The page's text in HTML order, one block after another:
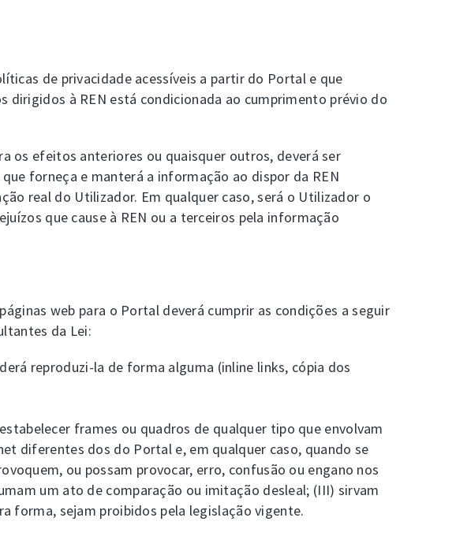
de privacidade acessíveis a partir do Portal e que
dirigidos à REN está condicionada ao cumprimento prévio do
os efeitos anteriores ou quaisquer outros, deverá ser
forneça e manterá a informação ao dispor da REN
real do Utilizador. Em qualquer caso, será o Utilizador o
que cause à REN ou a terceiros pela informação
web para o Portal deverá cumprir as condições a seguir
da Lei:
reproduzi-la de forma alguma (inline links, cópia dos
frames ou quadros de qualquer tipo que envolvam
diferentes dos do Portal e, em qualquer caso, quando se
ou possam provocar, erro, confusão ou engano nos
um ato de comparação ou imitação desleal; (III) sirvam
forma, sejam proibidos pela legislação vigente.